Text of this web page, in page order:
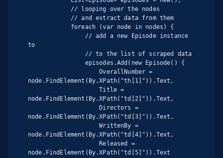
to
                    OverallNumber =
node.FindElement(By.XPath("th[1]")).Text,
                    Title =
node.FindElement(By.XPath("td[2]")).Text,
                    Directors =
node.FindElement(By.XPath("td[3]")).Text,
                    WrittenBy =
node.FindElement(By.XPath("td[4]")).Text,
                    Released =
node.FindElement(By.XPath("td[5]")).Text